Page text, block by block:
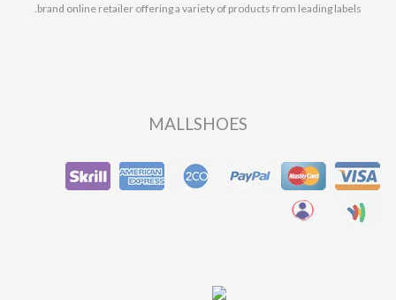
brand online retailer offering a variety of products from leading labels.
MALLSHOES